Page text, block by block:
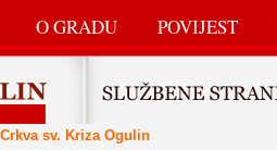
O GRADU POVIJEST